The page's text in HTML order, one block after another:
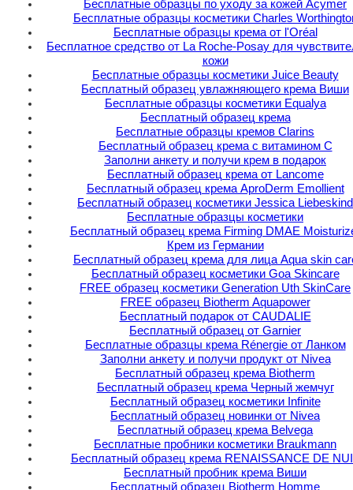
Бесплатные образцы по уходу за кожей Acymer
Бесплатные образцы косметики Charles
Бесплатные образцы крема от l'Oréal
Бесплатное средство от La Roche-Posay для
кожи
Бесплатные образцы косметики Juice Beauty
Бесплатный образец увлажняющего крема Виши
Бесплатные образцы косметики Equalya
Бесплатный образец крема
Бесплатные образцы кремов Clarins
Бесплатный образец крема с витамином C
Заполни анкету и получи крем в подарок
Бесплатный образец крема от Lancome
Бесплатный образец крема AproDerm Emollient
Бесплатный образец косметики Jessica Liebeskind
Бесплатные образцы косметики
Бесплатный образец крема Firming DMAE
Крем из Германии
Бесплатный образец крема для лица Аqua skin
Бесплатный образец косметики Goa Skincare
FREE образец косметики Generation Uth SkinCare
FREE образец Biotherm Aquapower
Бесплатный подарок от CAUDALIE
Бесплатный образец от Garnier
Бесплатные образцы крема Rénergie от Ланком
Заполни анкету и получи продукт от Nivea
Бесплатный образец крема Biotherm
Бесплатный образец крема Черный жемчуг
Бесплатный образец косметики Infinite
Бесплатный образец новинки от Nivea
Бесплатный образец крема Belvega
Бесплатные пробники косметики Braukmann
Бесплатный образец крема RENAISSANCE DE
Бесплатный пробник крема Виши
Бесплатный образец Biotherm Homme